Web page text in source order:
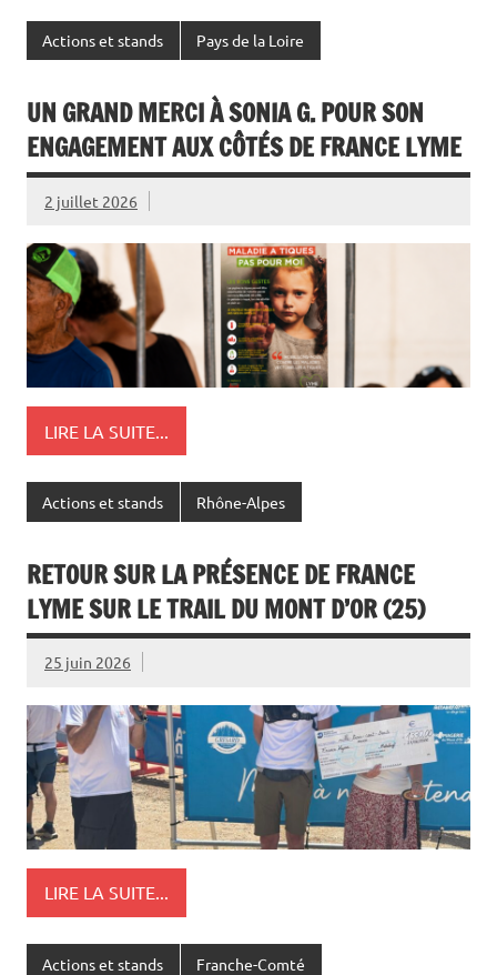
Actions et stands Pays de la Loire
UN GRAND MERCI À SONIA G. POUR SON
ENGAGEMENT AUX CÔTÉS DE FRANCE LYME
2 juillet 2026
LIRE LA SUITE...
Actions et stands Rhône-Alpes
RETOUR SUR LA PRÉSENCE DE FRANCE
LYME SUR LE TRAIL DU MONT D’OR (25)
25 juin 2026
LIRE LA SUITE...
Actions et stands Franche-Comté